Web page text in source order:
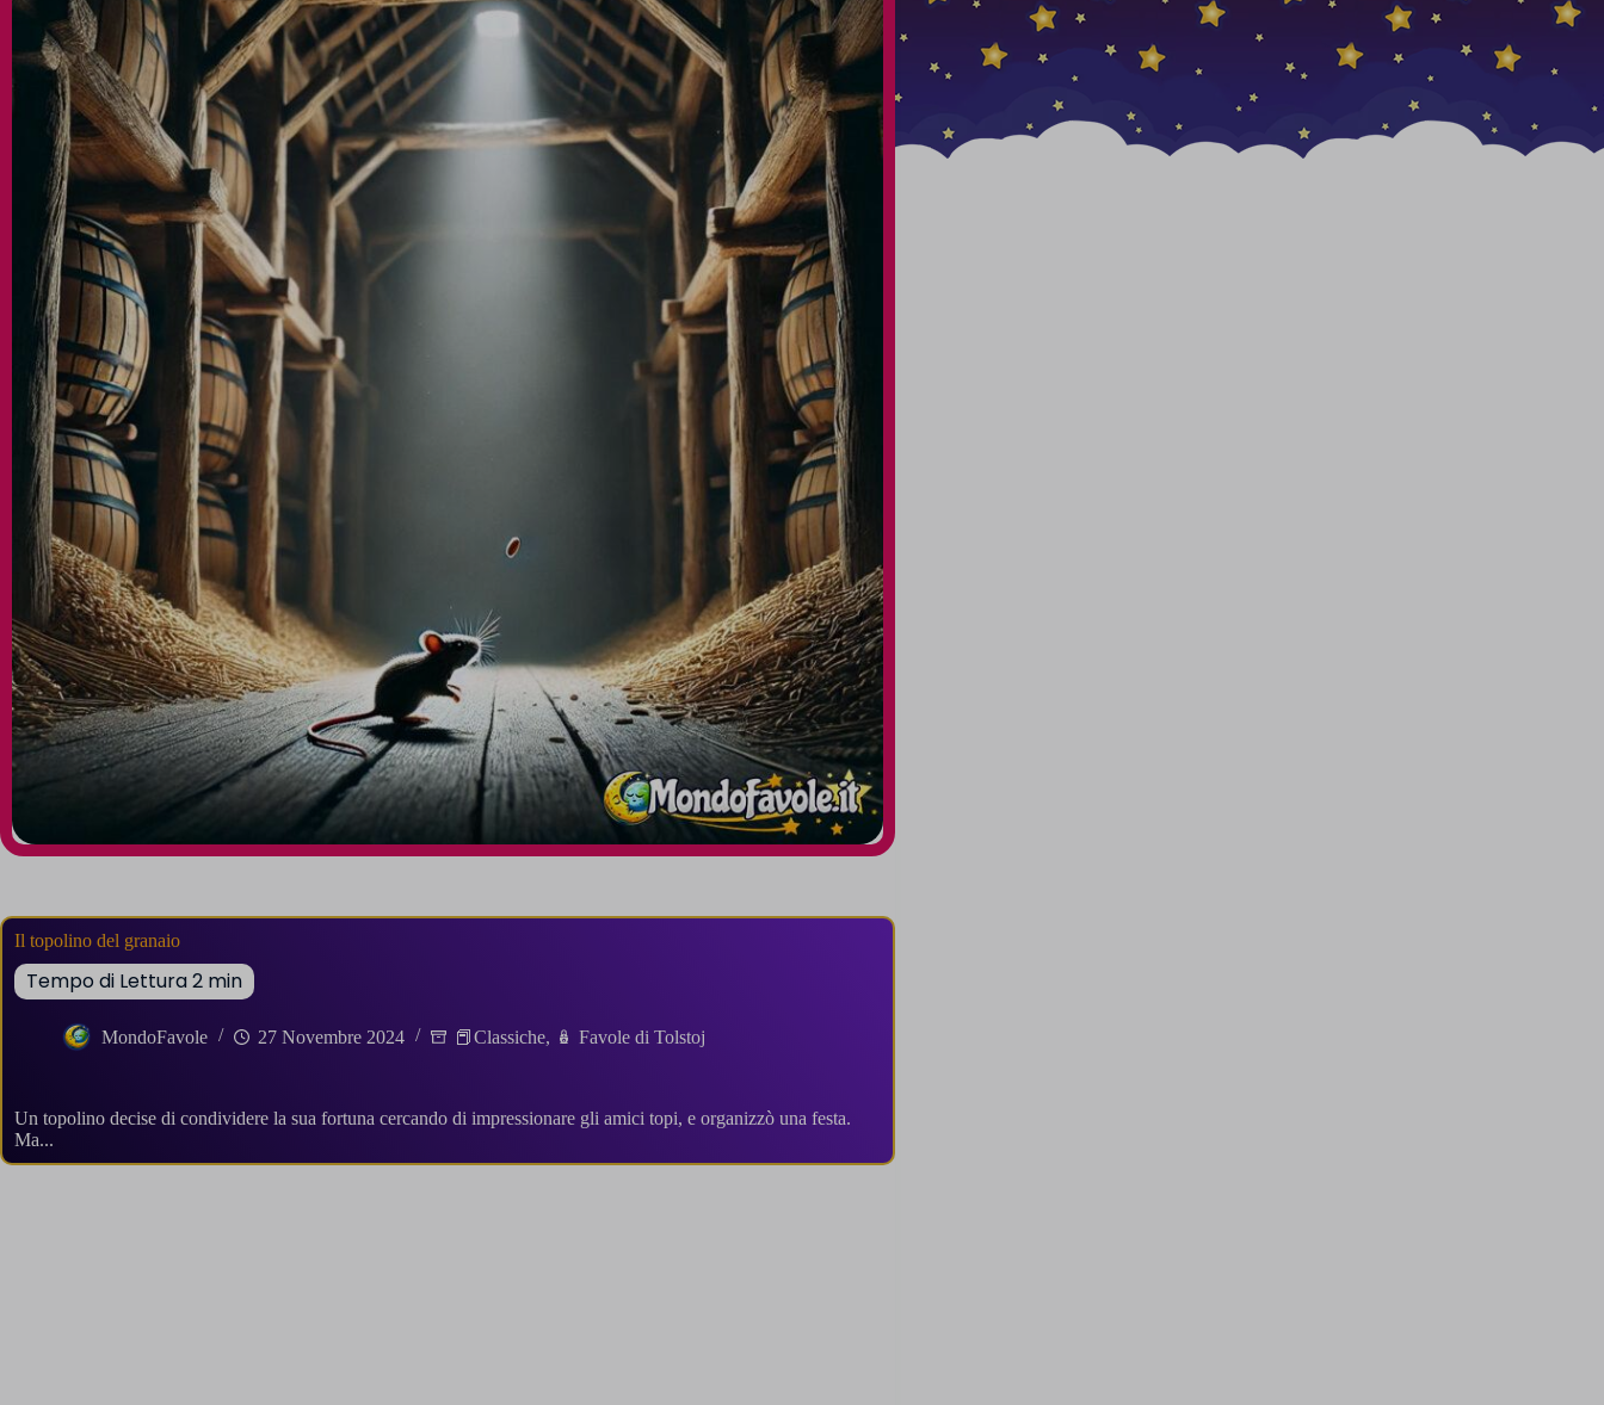
Il topolino del granaio
MondoFavole 27 Novembre 2024 📕Classiche, 🪆 Favole di Tolstoj
Un topolino decise di condividere la sua fortuna cercando di impressionare gli amici topi, e organizzò una festa.
Ma...